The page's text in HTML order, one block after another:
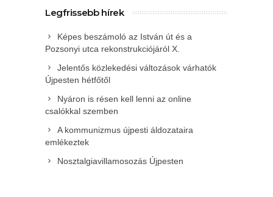
Legfrissebb hírek
Képes beszámoló az István út és a
Pozsonyi utca rekonstrukciójáról X.
Jelentős közlekedési változások várhatók
Újpesten hétfőtől
Nyáron is résen kell lenni az online
csalókkal szemben
A kommunizmus újpesti áldozataira
emlékeztek
Nosztalgiavillamosozás Újpesten